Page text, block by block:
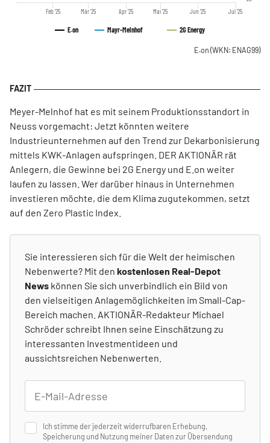
E.on Mayr-Melnhof 2G Energy
Feb '25 Mär '25 Apr '25 Mai '25 Jun '25 Jul '25
E.on (WKN: ENAG99)
Meyer-Melnhof hat es mit seinem Produktionsstandort in
Neuss vorgemacht: Jetzt könnten weitere
Industrieunternehmen auf den Trend zur Dekarbonisierung
mittels KWK-Anlagen aufspringen. DER AKTIONÄR rät
Anlegern, die Gewinne bei 2G Energy und E.on weiter
laufen zu lassen. Wer darüber hinaus in Unternehmen
investieren möchte, die dem Klima zugutekommen, setzt
auf den Zero Plastic Index.
Sie interessieren sich für die Welt der heimischen
Nebenwerte? Mit den kostenlosen Real-Depot
News können Sie sich unverbindlich ein Bild von
den vielseitigen Anlagemöglichkeiten im Small-Cap-
Bereich machen. AKTIONÄR-Redakteur Michael
Schröder schreibt Ihnen seine Einschätzung zu
interessanten Investmentideen und
aussichtsreichen Nebenwerten.
Ich stimme der jederzeit widerrufbaren Erhebung,
Speicherung und Nutzung meiner Daten zur Übersendung